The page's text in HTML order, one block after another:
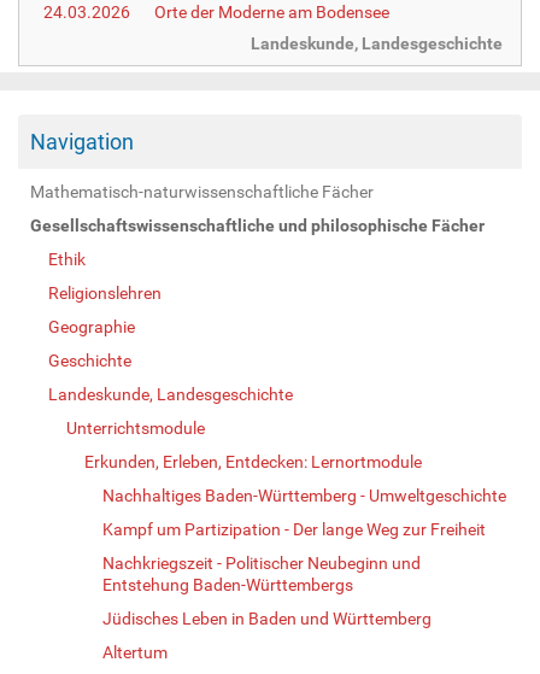
24.03.2026
Orte der Moderne am Bodensee
Landeskunde, Landesgeschichte
Navigation
Mathematisch-naturwissenschaftliche Fächer
Gesellschaftswissenschaftliche und philosophische Fächer
Ethik
Religionslehren
Geographie
Geschichte
Landeskunde, Landesgeschichte
Unterrichtsmodule
Erkunden, Erleben, Entdecken: Lernortmodule
Nachhaltiges Baden-Württemberg - Umweltgeschichte
Kampf um Partizipation - Der lange Weg zur Freiheit
Nachkriegszeit - Politischer Neubeginn und
Entstehung Baden-Württembergs
Jüdisches Leben in Baden und Württemberg
Altertum